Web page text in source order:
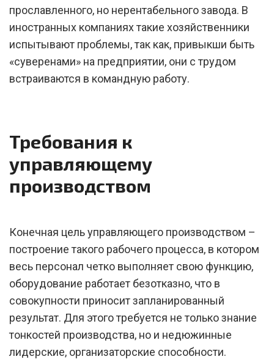
прославленного, но нерентабельного завода. В
иностранных компаниях такие хозяйственники
испытывают проблемы, так как, привыкши быть
«суверенами» на предприятии, они с трудом
встраиваются в командную работу.
Требования к
управляющему
производством
Конечная цель управляющего производством –
построение такого рабочего процесса, в котором
весь персонал четко выполняет свою функцию,
оборудование работает безотказно, что в
совокупности приносит запланированный
результат. Для этого требуется не только знание
тонкостей производства, но и недюжинные
лидерские, организаторские способности.